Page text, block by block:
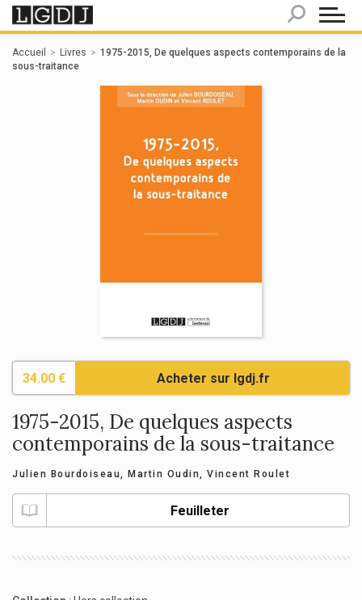
Accueil Livres
1975-2015, De quelques aspects contemporains de la
sous-traitance
34.00 € Acheter sur lgdj.fr
1975-2015, De quelques aspects
contemporains de la sous-traitance
Julien Bourdoiseau, Martin Oudin, Vincent Roulet
Feuilleter
Panneau de gestion des cookies